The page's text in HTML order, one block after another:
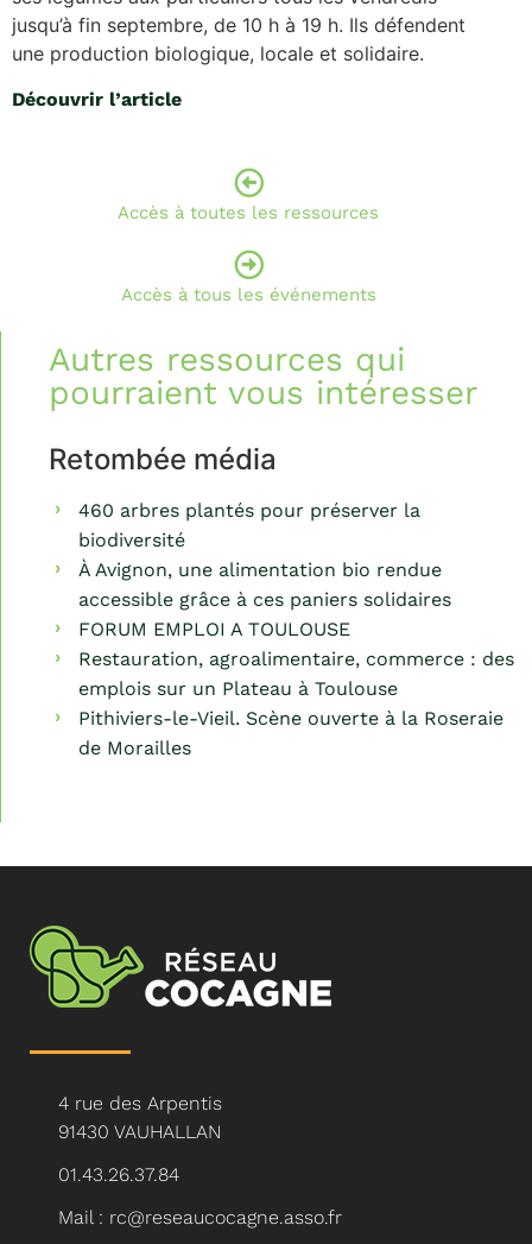
jusqu’à fin septembre, de 10 h à 19 h. Ils défendent
une production biologique, locale et solidaire.
Découvrir l’article
Accès à toutes les ressources
Accès à tous les événements
Autres ressources qui
pourraient vous intéresser
Retombée média
460 arbres plantés pour préserver la
biodiversité
À Avignon, une alimentation bio rendue
accessible grâce à ces paniers solidaires
FORUM EMPLOI A TOULOUSE
Restauration, agroalimentaire, commerce : des
emplois sur un Plateau à Toulouse
Pithiviers-le-Vieil. Scène ouverte à la Roseraie
de Morailles
4 rue des Arpentis
91430 VAUHALLAN
01.43.26.37.84
Mail : rc@reseaucocagne.asso.fr